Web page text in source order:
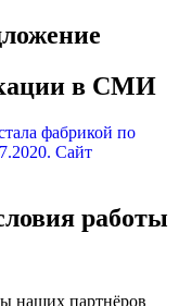
в СМИ
фабрикой по
Сайт
работы
наших партнёров